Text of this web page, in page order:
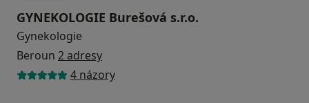
GYNEKOLOGIE Burešová s.r.o.
Gynekologie
Beroun 2 adresy
4 názory